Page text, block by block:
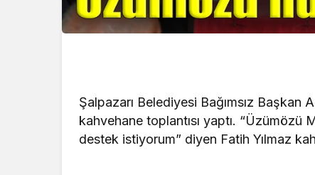
Şalpazarı Belediyesi Bağımsız Başkan
kahvehane toplantısı yaptı. “Üzümözü
destek istiyorum” diyen Fatih Yılmaz